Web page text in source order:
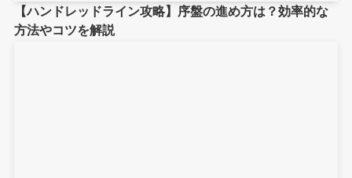
【ハンドレッドライン攻略】序盤の進め方は？効率的な
方法やコツを解説